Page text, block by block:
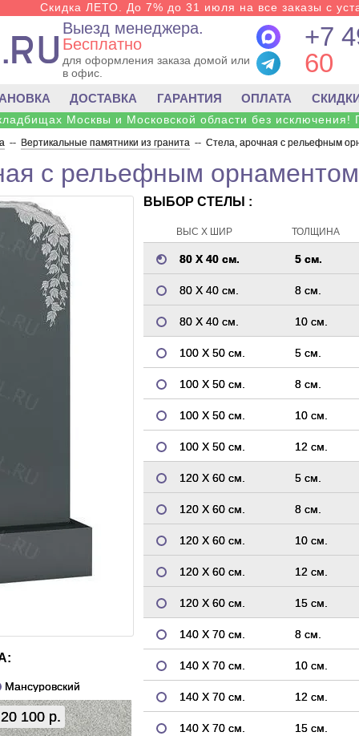
Скидка ЛЕТО. До 7% до 31 июля на все заказы с
Выезд менеджера.
Бесплатно
для оформления заказа домой или
в офис.
+7
60
ДОСТАВКА ГАРАНТИЯ ОПЛАТА
Москвы и Московской области без исключения!
-- Вертикальные памятники из гранита -- Стела, арочная с рельефным
с рельефным
Мансуровский
20 100 р.
ВЫБОР СТЕЛЫ :
ВЫС Х ШИР ТОЛЩИНА
80 Х 40 см. 5 см.
80 Х 40 см. 8 см.
80 Х 40 см. 10 см.
100 Х 50 см. 5 см.
100 Х 50 см. 8 см.
100 Х 50 см. 10 см.
100 Х 50 см. 12 см.
120 Х 60 см. 5 см.
120 Х 60 см. 8 см.
120 Х 60 см. 10 см.
120 Х 60 см. 12 см.
120 Х 60 см. 15 см.
140 Х 70 см. 8 см.
140 Х 70 см. 10 см.
140 Х 70 см. 12 см.
140 Х 70 см. 15 см.